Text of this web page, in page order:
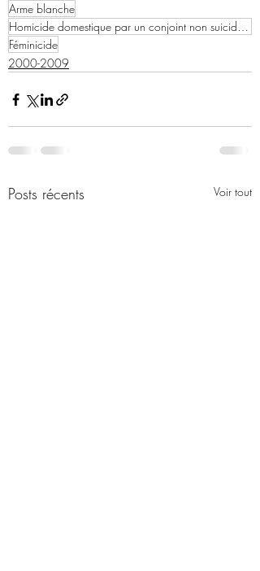
Arme blanche
Homicide domestique par un conjoint non suicidaire
Féminicide
2000-2009
Posts récents Voir tout